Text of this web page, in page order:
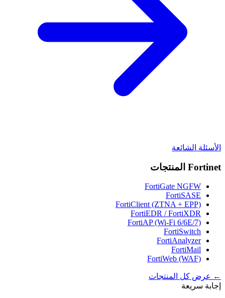
الأسئلة الشائعة
Fortinet المنتجات
FortiGate NGFW
FortiSASE
FortiClient (ZTNA + EPP)
FortiEDR / FortiXDR
FortiAP (Wi-Fi 6/6E/7)
FortiSwitch
FortiAnalyzer
FortiMail
FortiWeb (WAF)
← عرض كل المنتجات
إجابة سريعة